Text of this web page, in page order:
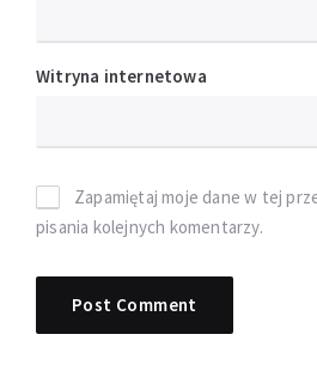
Witryna internetowa
Zapamiętaj moje dane w tej
pisania kolejnych komentarzy.